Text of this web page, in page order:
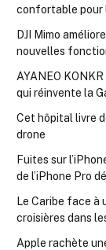
confortable pour
DJI Mimo
nouvelles
AYANEO
qui réinvente la
Cet hôpital livre
drone
Fuites sur
de l’iPhone Pro
Le Caribe face à
croisières dans
Apple rachète